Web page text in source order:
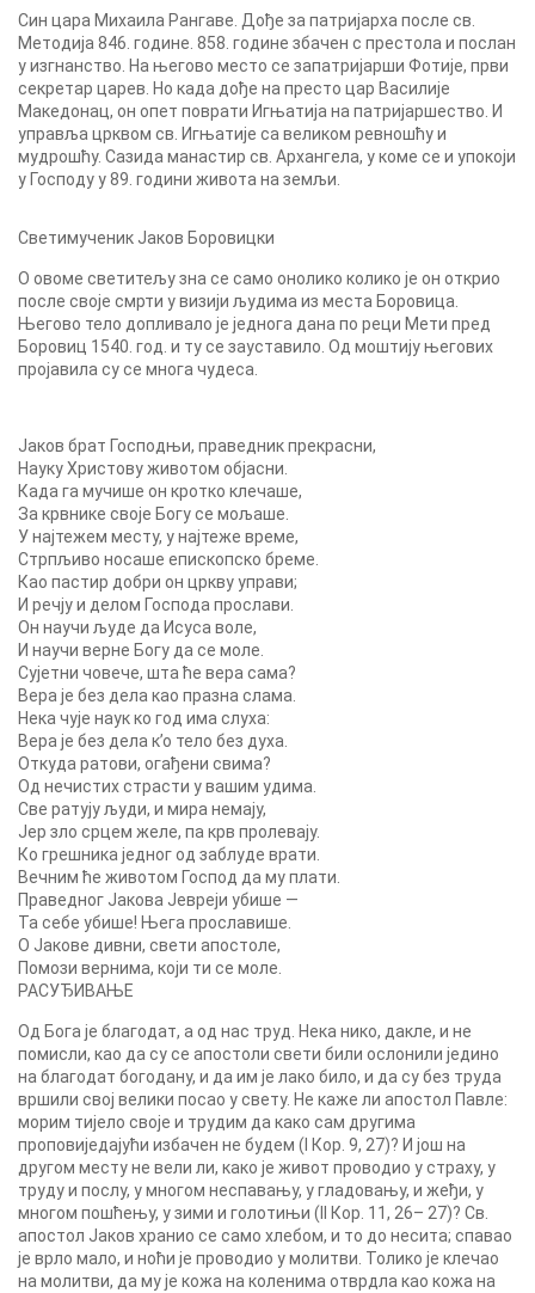
Син цара Михаила Рангаве. Дође за патријарха после св.
Методија 846. године. 858. године збачен с престола и послан
у изгнанство. На његово место се запатријарши Фотије, први
секретар царев. Но када дође на престо цар Василије
Македонац, он опет поврати Игњатија на патријаршество. И
управља црквом св. Игњатије са великом ревношћу и
мудрошћу. Сазида манастир св. Архангела, у коме се и упокоји
у Господу у 89. години живота на земљи.
Светимученик Јаков Боровицки
О овоме светитељу зна се само онолико колико је он открио
после своје смрти у визији људима из места Боровица.
Његово тело допливало је једнога дана по реци Мети пред
Боровиц 1540. год. и ту се зауставило. Од моштију његових
пројавила су се многа чудеса.
Јаков брат Господњи, праведник прекрасни,
Науку Христову животом објасни.
Када га мучише он кротко клечаше,
За крвнике своје Богу се мољаше.
У најтежем месту, у најтеже време,
Стрпљиво носаше епископско бреме.
Као пастир добри он цркву управи;
И рeчју и делом Господа прослави.
Он научи људе да Исуса воле,
И научи верне Богу да се моле.
Сујетни човече, шта ће вера сама?
Вера је без дела као празна слама.
Нека чује наук ко год има слуха:
Вера је без дела к’о тело без духа.
Откуда ратови, огађени свима?
Од нечистих страсти у вашим удима.
Све ратују људи, и мира немају,
Јер зло срцем желе, па крв пролевају.
Ко грешника једног од заблуде врати.
Вечним ће животом Господ да му плати.
Праведног Јакова Јевреји убише —
Та себе убише! Њега прославише.
О Јакове дивни, свети апостоле,
Помози вернима, који ти се моле.
РАСУЂИВАЊЕ
Од Бога је благодат, а од нас труд. Нека нико, дакле, и не
помисли, као да су се апостоли свети били ослонили једино
на благодат богодану, и да им је лако било, и да су без труда
вршили свој велики посао у свету. Не каже ли апостол Павле:
морим тијело своје и трудим да како сaм другима
проповиједајући избачен не будем (I Кор. 9, 27)? И још на
другом месту не вели ли, како је живот проводио у страху, у
труду и послу, у многом неспавању, у гладовању, и жеђи, у
многом пошћењу, у зими и голотињи (II Кор. 11, 26– 27)? Св.
апостол Јаков хранио се само хлебом, и то до несита; спавао
је врло мало, и ноћи је проводио у молитви. Толико је клечао
на молитви, да му је кожа на коленима отврдла као кожа на